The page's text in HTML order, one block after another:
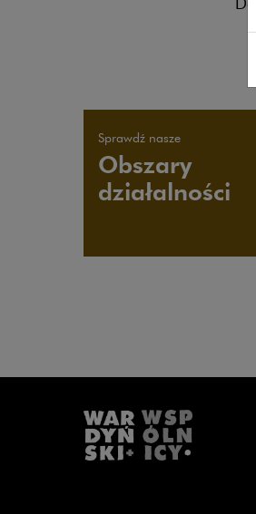
Sprawdź nasze
Obszary
działalności